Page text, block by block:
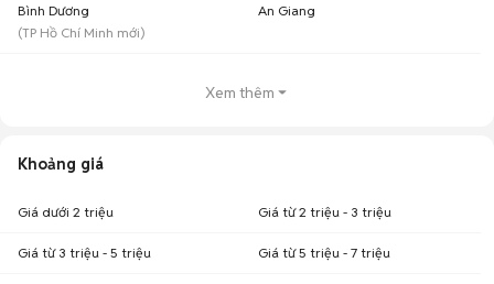
Bình Dương
(TP Hồ Chí Minh mới)
An Giang
Xem thêm
Khoảng giá
Giá dưới 2 triệu Giá từ 2 triệu - 3 triệu
Giá từ 3 triệu - 5 triệu Giá từ 5 triệu - 7 triệu